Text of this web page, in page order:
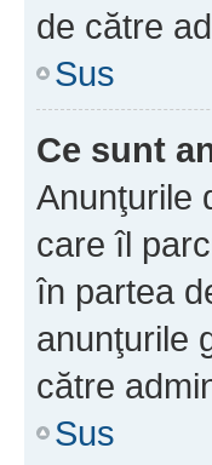
de către
Sus
Ce sunt
Anunţurile
care îl
în partea
anunţurile
către
Sus